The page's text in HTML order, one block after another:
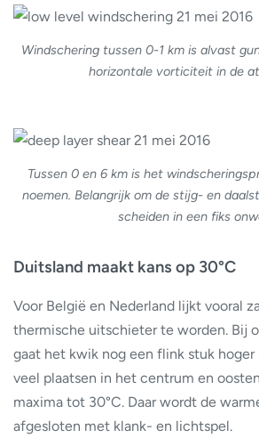
Windschering tussen 0-1 km is alvast
horizontale vorticiteit in de
Tussen 0 en 6 km is het
noemen. Belangrijk om de stijg- en
scheiden in een fiks
Duitsland maakt kans op 30°C
Voor België en Nederland lijkt vooral
thermische uitschieter te worden. Bij
gaat het kwik nog een flink stuk
veel plaatsen in het centrum en
maxima tot 30°C. Daar wordt de
afgesloten met klank- en lichtspel.